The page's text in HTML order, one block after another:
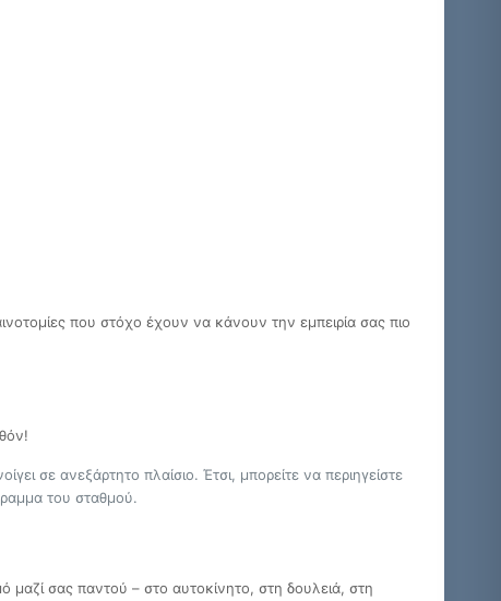
που στόχο έχουν να κάνουν την εμπειρία σας πιο
σε ανεξάρτητο πλαίσιο. Έτσι, μπορείτε να περιηγείστε
του σταθμού.
σας παντού – στο αυτοκίνητο, στη δουλειά, στη